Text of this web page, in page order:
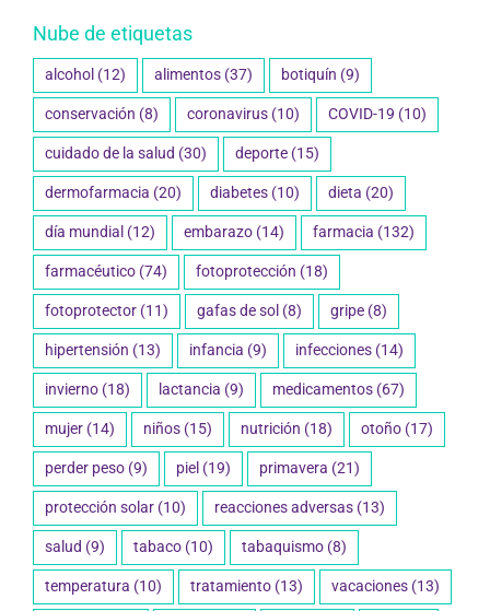
Nube de etiquetas
alcohol (12) alimentos (37) botiquín (9)
conservación (8) coronavirus (10) COVID-19 (10)
cuidado de la salud (30) deporte (15)
dermofarmacia (20) diabetes (10) dieta (20)
día mundial (12) embarazo (14) farmacia (132)
farmacéutico (74) fotoprotección (18)
fotoprotector (11) gafas de sol (8) gripe (8)
hipertensión (13) infancia (9) infecciones (14)
invierno (18) lactancia (9) medicamentos (67)
mujer (14) niños (15) nutrición (18) otoño (17)
perder peso (9) piel (19) primavera (21)
protección solar (10) reacciones adversas (13)
salud (9) tabaco (10) tabaquismo (8)
temperatura (10) tratamiento (13) vacaciones (13)